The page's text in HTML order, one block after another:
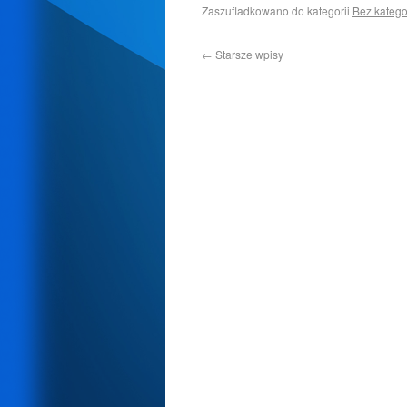
Zaszufladkowano do kategorii Bez
← Starsze wpisy